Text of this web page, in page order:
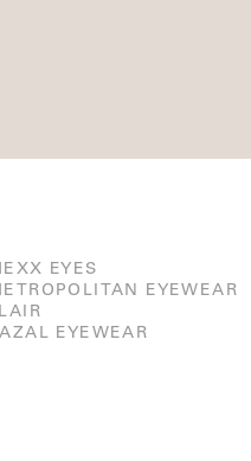
EYES
EYEWEAR
EYEWEAR